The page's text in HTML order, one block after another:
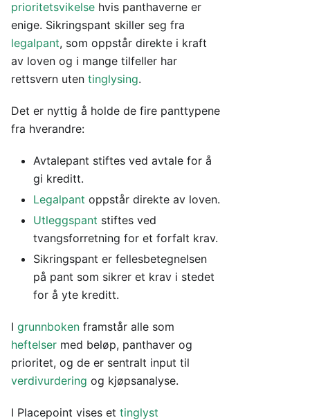
prioritetsvikelse hvis panthaverne er
enige. Sikringspant skiller seg fra
legalpant, som oppstår direkte i kraft
av loven og i mange tilfeller har
rettsvern uten tinglysing.
Det er nyttig å holde de fire panttypene
fra hverandre:
Avtalepant stiftes ved avtale for å
gi kreditt.
Legalpant oppstår direkte av loven.
Utleggspant stiftes ved
tvangsforretning for et forfalt krav.
Sikringspant er fellesbetegnelsen
på pant som sikrer et krav i stedet
for å yte kreditt.
I grunnboken framstår alle som
heftelser med beløp, panthaver og
prioritet, og de er sentralt input til
verdivurdering og kjøpsanalyse.
I Placepoint vises et tinglyst